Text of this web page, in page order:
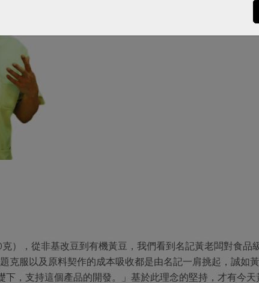
），從非基改豆到有機黃豆，我們看到名記黃老闆對食品
克服以及原料契作的成本吸收都是由名記一肩挑起，誠如
，支持這個產品的開發。」基於此理念的堅持，才有今天